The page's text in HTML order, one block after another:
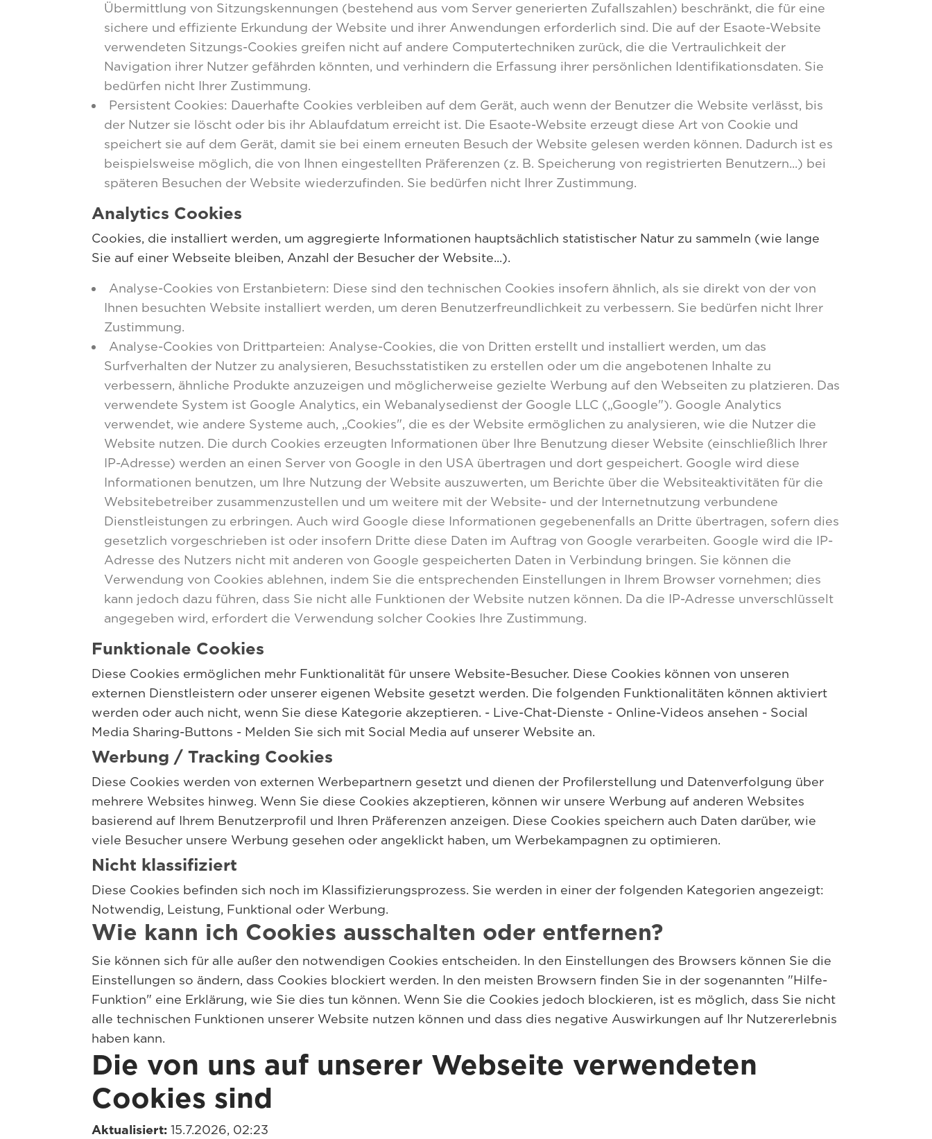
Übermittlung von Sitzungskennungen (bestehend aus vom Server generierten Zufallszahlen) beschränkt, die für eine
sichere und effiziente Erkundung der Website und ihrer Anwendungen erforderlich sind. Die auf der Esaote-Website
verwendeten Sitzungs-Cookies greifen nicht auf andere Computertechniken zurück, die die Vertraulichkeit der
Navigation ihrer Nutzer gefährden könnten, und verhindern die Erfassung ihrer persönlichen Identifikationsdaten. Sie
bedürfen nicht Ihrer Zustimmung.
Persistent Cookies: Dauerhafte Cookies verbleiben auf dem Gerät, auch wenn der Benutzer die Website verlässt, bis
der Nutzer sie löscht oder bis ihr Ablaufdatum erreicht ist. Die Esaote-Website erzeugt diese Art von Cookie und
speichert sie auf dem Gerät, damit sie bei einem erneuten Besuch der Website gelesen werden können. Dadurch ist es
beispielsweise möglich, die von Ihnen eingestellten Präferenzen (z. B. Speicherung von registrierten Benutzern...) bei
späteren Besuchen der Website wiederzufinden. Sie bedürfen nicht Ihrer Zustimmung.
Analytics Cookies
Cookies, die installiert werden, um aggregierte Informationen hauptsächlich statistischer Natur zu sammeln (wie lange
Sie auf einer Webseite bleiben, Anzahl der Besucher der Website...).
Analyse-Cookies von Erstanbietern: Diese sind den technischen Cookies insofern ähnlich, als sie direkt von der von
Ihnen besuchten Website installiert werden, um deren Benutzerfreundlichkeit zu verbessern. Sie bedürfen nicht Ihrer
Zustimmung.
Analyse-Cookies von Drittparteien: Analyse-Cookies, die von Dritten erstellt und installiert werden, um das
Surfverhalten der Nutzer zu analysieren, Besuchsstatistiken zu erstellen oder um die angebotenen Inhalte zu
verbessern, ähnliche Produkte anzuzeigen und möglicherweise gezielte Werbung auf den Webseiten zu platzieren. Das
verwendete System ist Google Analytics, ein Webanalysedienst der Google LLC („Google"). Google Analytics
verwendet, wie andere Systeme auch, „Cookies", die es der Website ermöglichen zu analysieren, wie die Nutzer die
Website nutzen. Die durch Cookies erzeugten Informationen über Ihre Benutzung dieser Website (einschließlich Ihrer
IP-Adresse) werden an einen Server von Google in den USA übertragen und dort gespeichert. Google wird diese
Informationen benutzen, um Ihre Nutzung der Website auszuwerten, um Berichte über die Websiteaktivitäten für die
Websitebetreiber zusammenzustellen und um weitere mit der Website- und der Internetnutzung verbundene
Dienstleistungen zu erbringen. Auch wird Google diese Informationen gegebenenfalls an Dritte übertragen, sofern dies
gesetzlich vorgeschrieben ist oder insofern Dritte diese Daten im Auftrag von Google verarbeiten. Google wird die IP-
Adresse des Nutzers nicht mit anderen von Google gespeicherten Daten in Verbindung bringen. Sie können die
Verwendung von Cookies ablehnen, indem Sie die entsprechenden Einstellungen in Ihrem Browser vornehmen; dies
kann jedoch dazu führen, dass Sie nicht alle Funktionen der Website nutzen können. Da die IP-Adresse unverschlüsselt
angegeben wird, erfordert die Verwendung solcher Cookies Ihre Zustimmung.
Funktionale Cookies
Diese Cookies ermöglichen mehr Funktionalität für unsere Website-Besucher. Diese Cookies können von unseren
externen Dienstleistern oder unserer eigenen Website gesetzt werden. Die folgenden Funktionalitäten können aktiviert
werden oder auch nicht, wenn Sie diese Kategorie akzeptieren. - Live-Chat-Dienste - Online-Videos ansehen - Social
Media Sharing-Buttons - Melden Sie sich mit Social Media auf unserer Website an.
Werbung / Tracking Cookies
Diese Cookies werden von externen Werbepartnern gesetzt und dienen der Profilerstellung und Datenverfolgung über
mehrere Websites hinweg. Wenn Sie diese Cookies akzeptieren, können wir unsere Werbung auf anderen Websites
basierend auf Ihrem Benutzerprofil und Ihren Präferenzen anzeigen. Diese Cookies speichern auch Daten darüber, wie
viele Besucher unsere Werbung gesehen oder angeklickt haben, um Werbekampagnen zu optimieren.
Nicht klassifiziert
Diese Cookies befinden sich noch im Klassifizierungsprozess. Sie werden in einer der folgenden Kategorien angezeigt:
Notwendig, Leistung, Funktional oder Werbung.
Wie kann ich Cookies ausschalten oder entfernen?
Sie können sich für alle außer den notwendigen Cookies entscheiden. In den Einstellungen des Browsers können Sie die
Einstellungen so ändern, dass Cookies blockiert werden. In den meisten Browsern finden Sie in der sogenannten "Hilfe-
Funktion" eine Erklärung, wie Sie dies tun können. Wenn Sie die Cookies jedoch blockieren, ist es möglich, dass Sie nicht
alle technischen Funktionen unserer Website nutzen können und dass dies negative Auswirkungen auf Ihr Nutzererlebnis
haben kann.
Die von uns auf unserer Webseite verwendeten
Cookies sind
Aktualisiert: 15.7.2026, 02:23